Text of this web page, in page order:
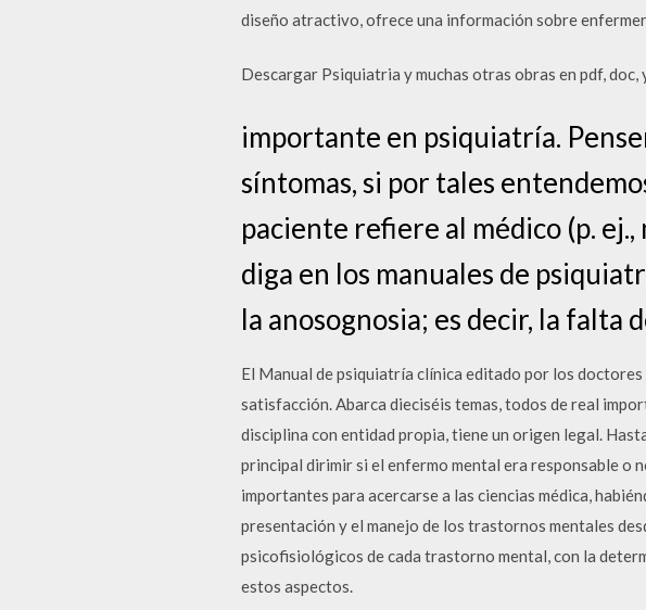
diseño atractivo, ofrece una información sobre
Descargar Psiquiatria y muchas otras obras en pdf, doc,
importante en psiquiatría.
síntomas, si por tales
paciente refiere al médico (p.
diga en los manuales de
la anosognosia; es decir, la falta
El Manual de psiquiatría clínica editado por los
satisfacción. Abarca dieciséis temas, todos de real
disciplina con entidad propia, tiene un origen legal.
principal dirimir si el enfermo mental era responsable o
importantes para acercarse a las ciencias médica,
presentación y el manejo de los trastornos mentales
psicofisiológicos de cada trastorno mental, con la
estos aspectos.